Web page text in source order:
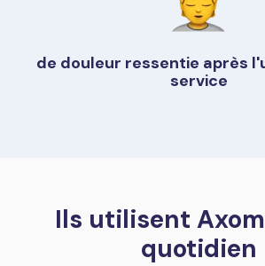
de douleur ressentie après
service
Ils utilisent
quotidien